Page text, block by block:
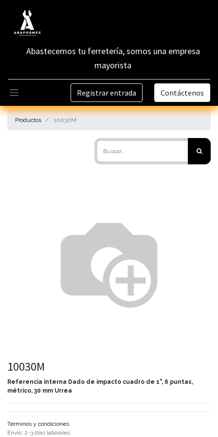
Abastecemos tu ferretería, somos una empresa
mayorista
Registrar entrada Contáctenos
Productos 10030M
10030M
Referencia interna Dado de impacto cuadro de 1", 6 puntas,
métrico, 30 mm Urrea
Términos y condiciones
Envío: 2-3 días laborales